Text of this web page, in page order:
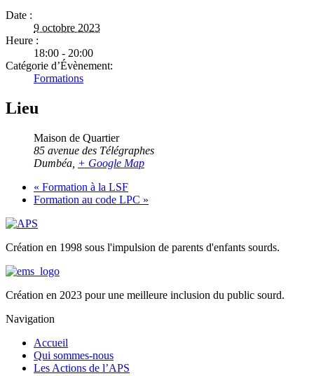
Date :
9 octobre 2023
Heure :
18:00 - 20:00
Catégorie d’Évènement:
Formations
Lieu
Maison de Quartier
85 avenue des Télégraphes
Dumbéa + Google Map
« Formation à la LSF
Formation au code LPC »
Création en 1998 sous l'impulsion de parents d'enfants sourds.
Création en 2023 pour une meilleure inclusion du public sourd.
Navigation
Accueil
Qui sommes-nous
Les Actions de l’APS